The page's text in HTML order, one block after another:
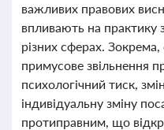
важливих правових
впливають на практику
різних сферах.
примусове звільнення
психологічний тиск,
індивідуальну зміну
протиправним, що